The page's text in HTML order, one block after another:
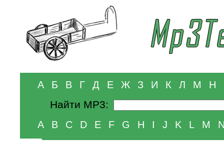
А Б В Г Д Е Ж З И К Л М Н
Найти MP3:
A B C D E F G H I J K L M